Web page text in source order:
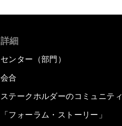
詳細
センター（部門）
会合
ステークホルダーのコミュニティ
「フォーラム・ストーリー」